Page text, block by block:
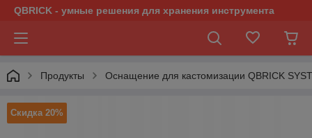
QBRICK - умные решения для хранения инструмента
Продукты Оснащение для кастомизации QBRICK
Скидка 20%